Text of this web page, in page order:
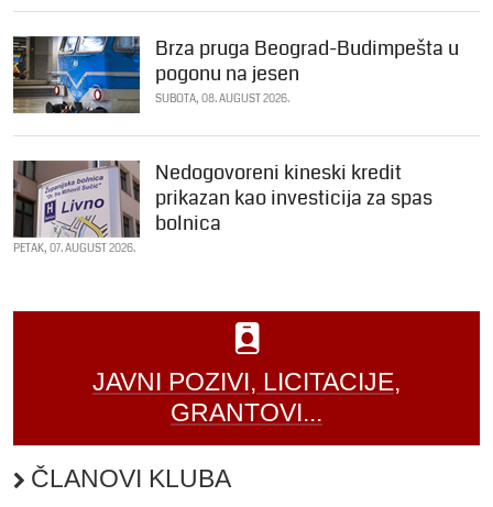
Brza pruga Beograd-Budimpešta u
pogonu na jesen
SUBOTA, 08. AUGUST 2026.
Nedogovoreni kineski kredit
prikazan kao investicija za spas
bolnica
PETAK, 07. AUGUST 2026.
JAVNI POZIVI, LICITACIJE,
GRANTOVI...
ČLANOVI KLUBA